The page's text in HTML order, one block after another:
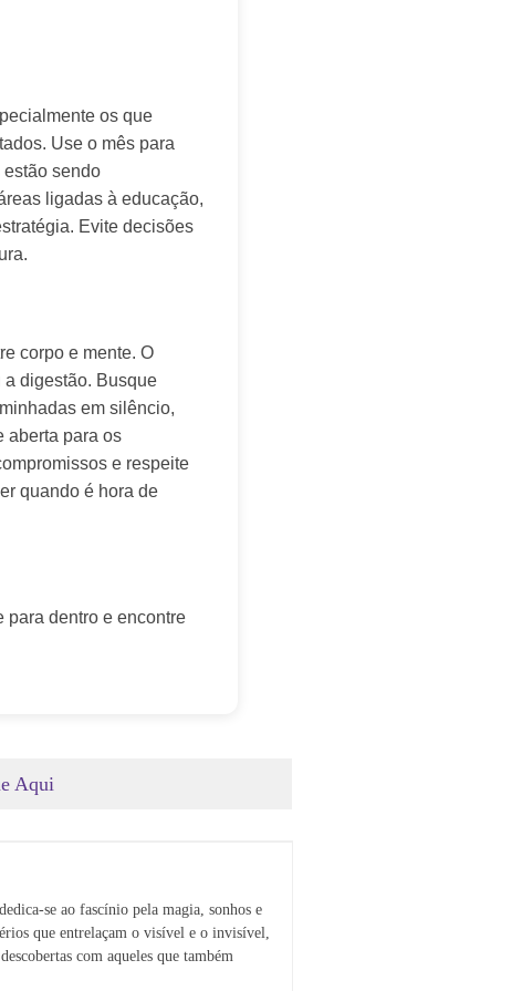
os que
Use o mês para
sendo
ligadas à educação,
Evite decisões
corpo e mente. O
digestão. Busque
em silêncio,
aberta para os
e respeite
quando é hora de
para dentro e encontre
Aqui
se ao fascínio pela magia, sonhos e
que entrelaçam o visível e o invisível,
com aqueles que também